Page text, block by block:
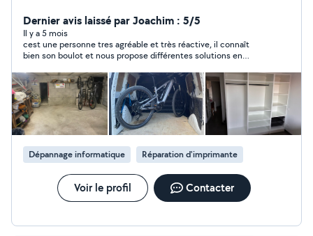
dépannages et récupérer des données. Cordialement
Dernier avis laissé par Joachim : 5/5
Il y a 5 mois
cest une personne tres agréable et très réactive, il connaît
bien son boulot et nous propose différentes solutions en
remplacer et réinstaller Windows11 ,il ma entièrement nettoyer
l'intérieur du pc , je vous le recommande fortement
Dépannage informatique Réparation d'imprimante
Voir le profil Contacter